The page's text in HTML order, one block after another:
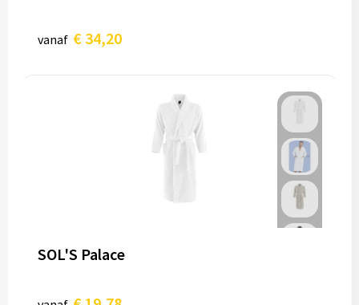
vanaf € 34,20
SOL'S Palace